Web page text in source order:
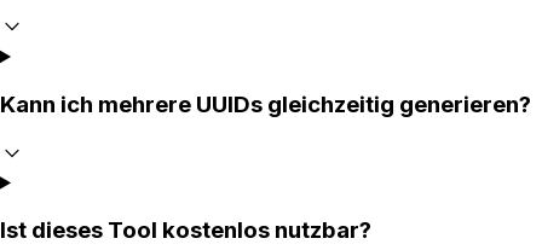
Kann ich mehrere UUIDs gleichzeitig generieren?
Ist dieses Tool kostenlos nutzbar?